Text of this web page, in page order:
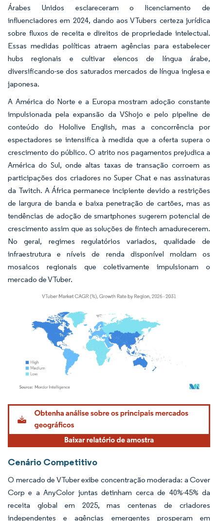
Árabes Unidos esclareceram o licenciamento de
influenciadores em 2024, dando aos VTubers certeza jurídica
sobre fluxos de receita e direitos de propriedade intelectual.
Essas medidas políticas atraem agências para estabelecer
hubs regionais e cultivar elencos de língua árabe,
diversificando-se dos saturados mercados de língua inglesa e
japonesa.
A América do Norte e a Europa mostram adoção constante
impulsionada pela expansão da VShojo e pelo pipeline de
conteúdo do Hololive English, mas a concorrência por
espectadores se intensifica à medida que a oferta supera o
crescimento do público. O atrito nos pagamentos prejudica a
América do Sul, onde altas taxas de transação corroem as
participações dos criadores no Super Chat e nas assinaturas
da Twitch. A África permanece incipiente devido a restrições
de largura de banda e baixa penetração de cartões, mas as
tendências de adoção de smartphones sugerem potencial de
crescimento assim que as soluções de fintech amadurecerem.
No geral, regimes regulatórios variados, qualidade de
infraestrutura e níveis de renda disponível moldam os
mosaicos regionais que coletivamente impulsionam o
mercado de VTuber.
Imagem © Mordor Intelligence. O reuso requer atribuição conforme CC BY 4.0.
Cenário Competitivo
O mercado de VTuber exibe concentração moderada: a Cover
Corp e a AnyColor juntas detinham cerca de 40%-45% da
receita global em 2025, mas centenas de criadores
independentes e agências emergentes prosperam em